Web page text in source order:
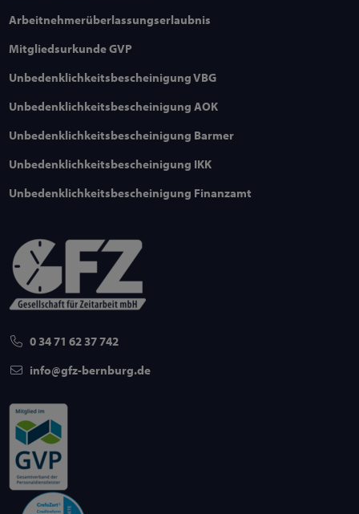
0 34 71 62 37 742
info
gfz-bernburg de
Arbeitnehmerüberlassungserlaubnis
Mitgliedsurkunde GVP
Unbedenklichkeitsbescheinigung VBG
Unbedenklichkeitsbescheinigung AOK
Unbedenklichkeitsbescheinigung Barmer
Unbedenklichkeitsbescheinigung IKK
Unbedenklichkeitsbescheinigung Finanzamt